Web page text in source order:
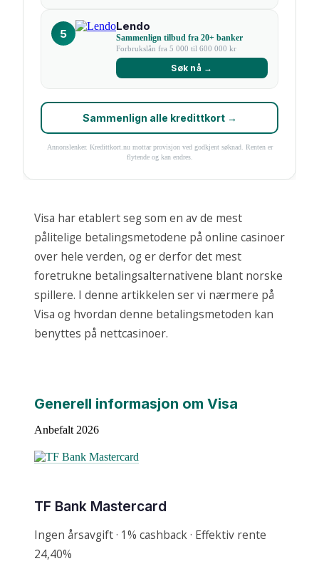
Visa har etablert seg som en av de mest
pålitelige betalingsmetodene på online casinoer
over hele verden, og er derfor det mest
foretrukne betalingsalternativene blant norske
spillere. I denne artikkelen ser vi nærmere på
Visa og hvordan denne betalingsmetoden kan
benyttes på nettcasinoer.
Generell informasjon om Visa
Anbefalt 2026
TF Bank Mastercard
Ingen årsavgift · 1% cashback · Effektiv rente
24,40%
5
Lendo
Sammenlign tilbud fra 20+ banker
Forbrukslån fra 5 000 til 600 000 kr
Søk nå →
Sammenlign alle kredittkort →
Annonslenker. Kredittkort.nu mottar provisjon ved godkjent søknad. Renten er
flytende og kan endres.